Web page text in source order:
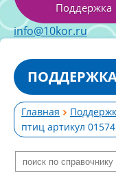
Поддержка
info@10kor.ru
Главная
птиц артикул